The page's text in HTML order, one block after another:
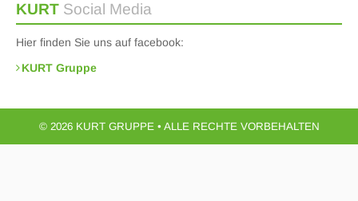
KURT Social Media
Hier finden Sie uns auf facebook:
KURT Gruppe
© 2026 KURT GRUPPE • ALLE RECHTE VORBEHALTEN